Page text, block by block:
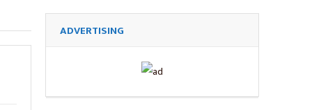
घटना आणि रोचक मराठी बातम्या त्वरित वाचकांपर्यंत
बातमीदार हवेत. संपर्क-
ADVERTISING